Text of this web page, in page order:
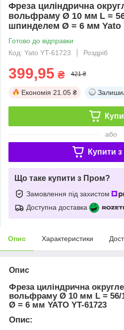
Фреза циліндрична
вольфраму Ø 10 мм L =
шпинделем Ø = 6 мм Yato
Готово до відправки
Код: Yato YT-61723
Роздріб
399,95 ₴ 421 ₴
Економія 21.05 ₴
або
Купити з
Що таке купити з Пром?
Замовлення під захистом
Доступна доставка
Опис Характеристики
Опис
Фреза циліндрична
вольфраму Ø 10 мм L = 56/
Ø = 6 мм YATO YT-61723
Опис: